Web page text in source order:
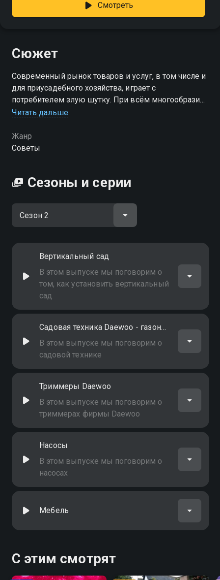
Смотреть
Сюжет
Современный рынок товаров и услуг, в том числе и
для приусадебного хозяйства, играет с
потребителем злую шутку. При всём многообразии
выбора достаточно сложно сделать правильный и
Посмотреть онлайн 2 сезон сериала Дачная
Читать дальше
Жанр
Советы
Сезоны и серии
Вертикальный сад
В этом выпуске мы поговорим о
том, как установить вертикальный
сад
Садовая техника Daewoo - газонокосилки
В этом выпуске мы поговорим о
садовой технике
Триммеры Daewoo
В этом выпуске мы поговорим о
триммерах фирмы Daewoo
Насосы
В этом выпуске мы поговорим о
насосах
Мебель
С этим смотрят